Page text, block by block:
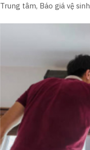
Trung tâm, Báo giá vệ